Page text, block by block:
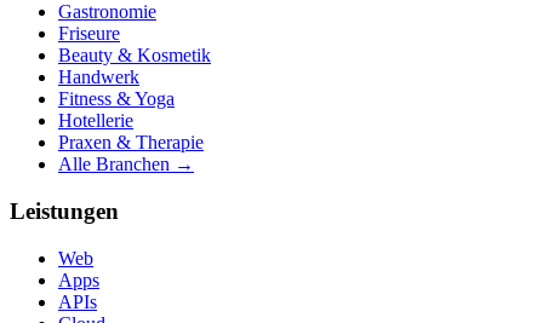
Gastronomie
Friseure
Beauty & Kosmetik
Handwerk
Fitness & Yoga
Hotellerie
Praxen & Therapie
Alle Branchen →
Leistungen
Web
Apps
APIs